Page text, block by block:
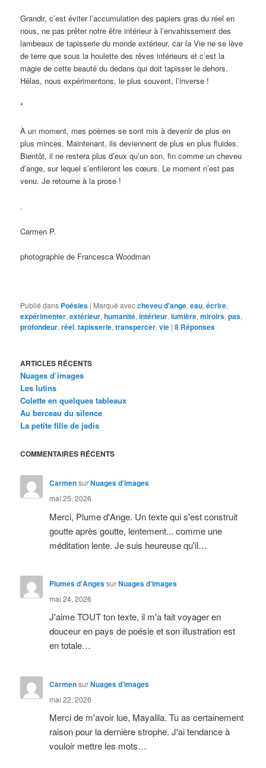
Grandir, c’est éviter l’accumulation des papiers gras du réel en
nous, ne pas prêter notre être intérieur à l’envahissement des
lambeaux de tapisserie du monde extérieur, car la Vie ne se lève
de terre que sous la houlette des rêves intérieurs et c’est la
magie de cette beauté du dedans qui doit tapisser le dehors.
Hélas, nous expérimentons, le plus souvent, l’inverse !
*
À un moment, mes poèmes se sont mis à devenir de plus en
plus minces. Maintenant, ils deviennent de plus en plus fluides.
Bientôt, il ne restera plus d’eux qu’un son, fin comme un cheveu
d’ange, sur lequel s’enfileront les cœurs. Le moment n’est pas
venu. Je retourne à la prose !
.
Carmen P.
photographie de Francesca Woodman
Publié dans Poésies | Marqué aveccheveu d'ange,eau,écrire,
expérimenter,extérieur,humanité,intérieur,lumière,miroirs,pas,
profondeur,réel,tapisserie,transpercer,vie |8 Réponses
ARTICLES RÉCENTS
Nuages d’images
Les lutins
Colette en quelques tableaux
Au berceau du silence
La petite fille de jadis
COMMENTAIRES RÉCENTS
CarmensurNuages d’images
mai 25, 2026
Merci, Plume d'Ange. Un texte qui s'est construit
goutte après goutte, lentement... comme une
méditation lente. Je suis heureuse qu'il…
Plumes d'AngessurNuages d’images
mai 24, 2026
J'aime TOUT ton texte, il m'a fait voyager en
douceur en pays de poésie et son illustration est
en totale…
CarmensurNuages d’images
mai 22, 2026
Merci de m'avoir lue, Mayalila. Tu as certainement
raison pour la dernière strophe. J'ai tendance à
vouloir mettre les mots…